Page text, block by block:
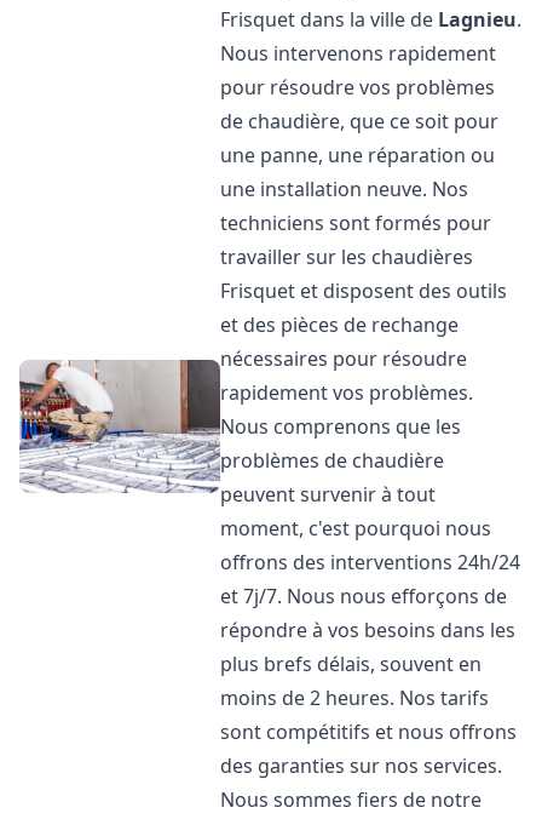
Frisquet dans la ville de Lagnieu.
Nous intervenons rapidement
pour résoudre vos problèmes
de chaudière, que ce soit pour
une panne, une réparation ou
une installation neuve. Nos
techniciens sont formés pour
travailler sur les chaudières
Frisquet et disposent des outils
et des pièces de rechange
nécessaires pour résoudre
rapidement vos problèmes.
Nous comprenons que les
problèmes de chaudière
peuvent survenir à tout
moment, c'est pourquoi nous
offrons des interventions 24h/24
et 7j/7. Nous nous efforçons de
répondre à vos besoins dans les
plus brefs délais, souvent en
moins de 2 heures. Nos tarifs
sont compétitifs et nous offrons
des garanties sur nos services.
Nous sommes fiers de notre